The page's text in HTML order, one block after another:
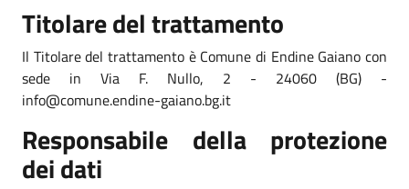
Titolare del trattamento
Il Titolare del trattamento è Comune di Endine Gaiano con
sede in Via F. Nullo, 2 - 24060 (BG) -
info@comune.endine-gaiano.bg.it
Responsabile della protezione
dei dati